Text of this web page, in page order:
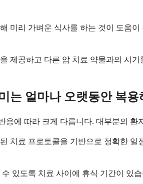
미리 가벼운 식사를 하는 것이 도움
제공하고 다른 암 치료 약물과의 시
는 얼마나 오랫동안 복용
에 따라 크게 다릅니다. 대부분의
치료 프로토콜을 기반으로 정확한
있도록 치료 사이에 휴식 기간이 있